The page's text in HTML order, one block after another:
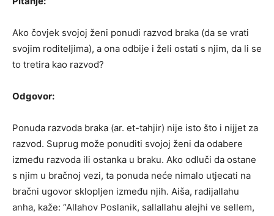
Ako čovjek svojoj ženi ponudi razvod braka (da se vrati
svojim roditeljima), a ona odbije i želi ostati s njim, da li se
to tretira kao razvod?
Odgovor:
Ponuda razvoda braka (ar. et-tahjir) nije isto što i nijjet za
razvod. Suprug može ponuditi svojoj ženi da odabere
između razvoda ili ostanka u braku. Ako odluči da ostane
s njim u bračnoj vezi, ta ponuda neće nimalo utjecati na
bračni ugovor sklopljen između njih. Aiša, radijallahu
anha, kaže: “Allahov Poslanik, sallallahu alejhi ve sellem,